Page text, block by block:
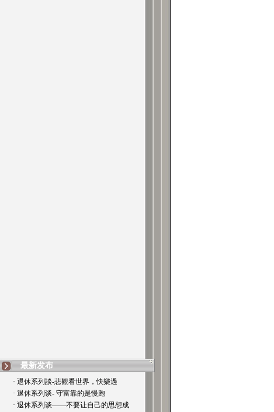
最新发布
· 退休系列談-悲觀看世界，快樂過
· 退休系列谈- 守富靠的是慢跑
· 退休系列谈——不要让自己的思想成